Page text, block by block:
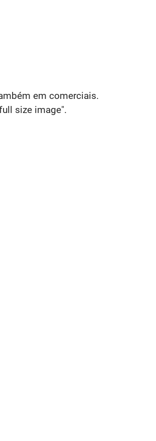
em comerciais.
size image".